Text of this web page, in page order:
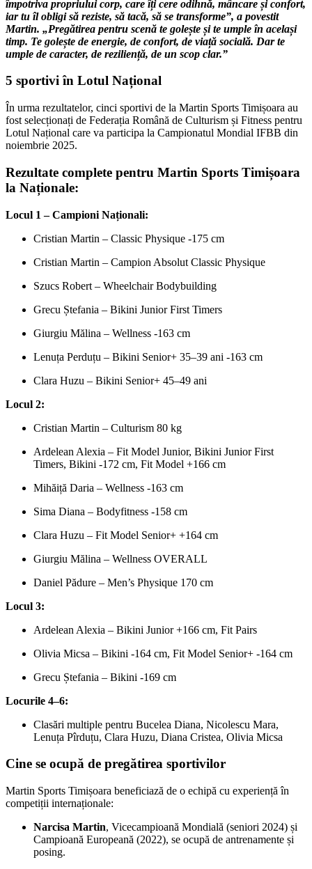
împotriva propriului corp, care îți cere odihnă, mâncare și confort,
iar tu îl obligi să reziste, să tacă, să se transforme”, a povestit
Martin. „Pregătirea pentru scenă te golește și te umple în același
timp. Te golește de energie, de confort, de viață socială. Dar te
umple de caracter, de reziliență, de un scop clar.”
5 sportivi în Lotul Național
În urma rezultatelor, cinci sportivi de la Martin Sports Timișoara au
fost selecționați de Federația Română de Culturism și Fitness pentru
Lotul Național care va participa la Campionatul Mondial IFBB din
noiembrie 2025.
Rezultate complete pentru Martin Sports Timișoara
la Naționale:
Locul 1 – Campioni Naționali:
Cristian Martin – Classic Physique -175 cm
Cristian Martin – Campion Absolut Classic Physique
Szucs Robert – Wheelchair Bodybuilding
Grecu Ștefania – Bikini Junior First Timers
Giurgiu Mălina – Wellness -163 cm
Lenuța Perduțu – Bikini Senior+ 35–39 ani -163 cm
Clara Huzu – Bikini Senior+ 45–49 ani
Locul 2:
Cristian Martin – Culturism 80 kg
Ardelean Alexia – Fit Model Junior, Bikini Junior First
Timers, Bikini -172 cm, Fit Model +166 cm
Mihăiță Daria – Wellness -163 cm
Sima Diana – Bodyfitness -158 cm
Clara Huzu – Fit Model Senior+ +164 cm
Giurgiu Mălina – Wellness OVERALL
Daniel Pădure – Men’s Physique 170 cm
Locul 3:
Ardelean Alexia – Bikini Junior +166 cm, Fit Pairs
Olivia Micsa – Bikini -164 cm, Fit Model Senior+ -164 cm
Grecu Ștefania – Bikini -169 cm
Locurile 4–6:
Clasări multiple pentru Bucelea Diana, Nicolescu Mara,
Lenuța Pîrduțu, Clara Huzu, Diana Cristea, Olivia Micsa
Cine se ocupă de pregătirea sportivilor
Martin Sports Timișoara beneficiază de o echipă cu experiență în
competiții internaționale:
Narcisa Martin, Vicecampioană Mondială (seniori 2024) și
Campioană Europeană (2022), se ocupă de antrenamente și
posing.